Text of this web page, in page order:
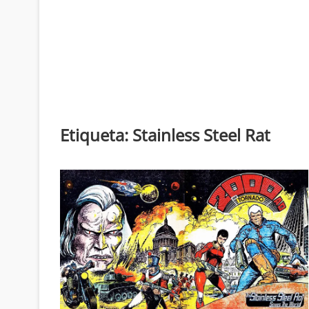
Etiqueta: Stainless Steel Rat